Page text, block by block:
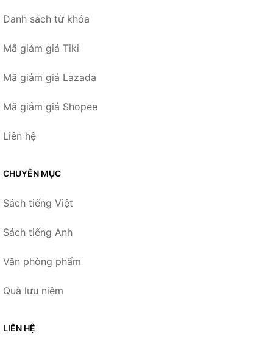
Danh sách từ khóa
Mã giảm giá Tiki
Mã giảm giá Lazada
Mã giảm giá Shopee
Liên hệ
CHUYÊN MỤC
Sách tiếng Việt
Sách tiếng Anh
Văn phòng phẩm
Quà lưu niệm
LIÊN HỆ